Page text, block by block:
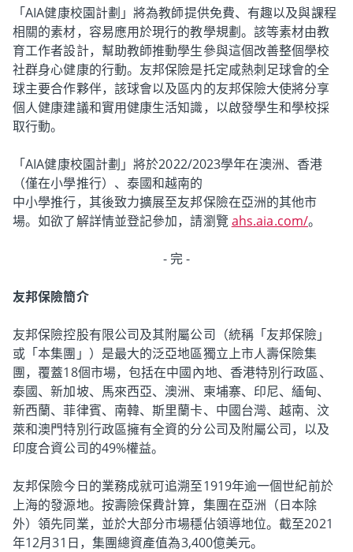
「AIA健康校園計劃」將為教師提供免費、有趣以及與課程
相關的素材，容易應用於現行的教學規劃。該等素材由教
育工作者設計，幫助教師推動學生參與這個改善整個學校
社群身心健康的行動。友邦保險是托定咸熱刺足球會的全
球主要合作夥伴，該球會以及區内的友邦保險大使將分享
個人健康建議和實用健康生活知識，以啟發學生和學校採
取行動。
「AIA健康校園計劃」將於2022/2023學年在澳洲、香港
（僅在小學推行）、泰國和越南的
中小學推行，其後致力擴展至友邦保險在亞洲的其他市
場。如欲了解詳情並登記參加，請瀏覽ahs.aia.com/。
- 完 -
友邦保險簡介
友邦保險控股有限公司及其附屬公司（統稱「友邦保險」
或「本集團」）是最大的泛亞地區獨立上市人壽保險集
團，覆蓋18個市場，包括在中國內地、香港特別行政區、
泰國、新加坡、馬來西亞、澳洲、柬埔寨、印尼、緬甸、
新西蘭、菲律賓、南韓、斯里蘭卡、中國台灣、越南、汶
萊和澳門特別行政區擁有全資的分公司及附屬公司，以及
印度合資公司的49%權益。
友邦保險今日的業務成就可追溯至1919年逾一個世紀前於
上海的發源地。按壽險保費計算，集團在亞洲（日本除
外）領先同業，並於大部分市場穩佔領導地位。截至2021
年12月31日，集團總資產值為3,400億美元。